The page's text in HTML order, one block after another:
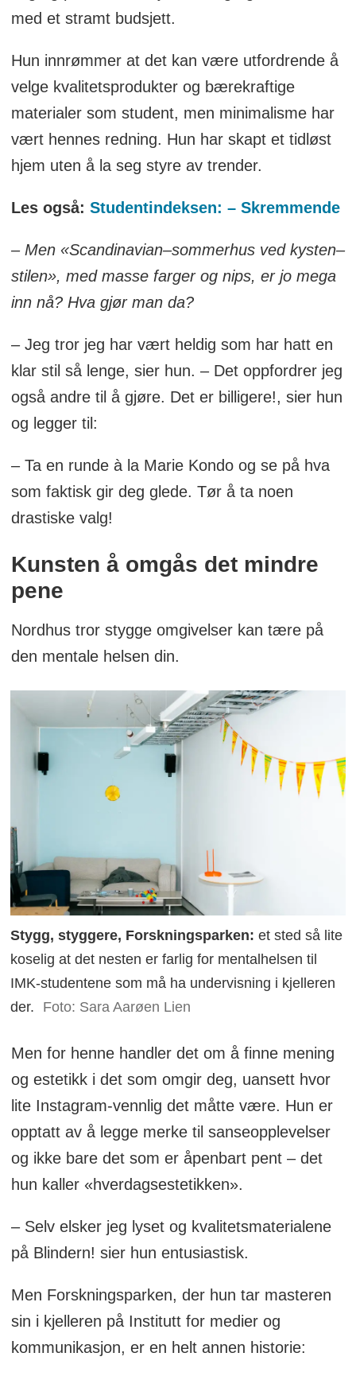
med et stramt budsjett.
Hun innrømmer at det kan være utfordrende å
velge kvalitetsprodukter og bærekraftige
materialer som student, men minimalisme har
vært hennes redning. Hun har skapt et tidløst
hjem uten å la seg styre av trender.
Les også: Studentindeksen: – Skremmende
– Men «Scandinavian–sommerhus ved kysten–
stilen», med masse farger og nips, er jo mega
inn nå? Hva gjør man da?
– Jeg tror jeg har vært heldig som har hatt en
klar stil så lenge, sier hun. – Det oppfordrer jeg
også andre til å gjøre. Det er billigere!, sier hun
og legger til:
– Ta en runde à la Marie Kondo og se på hva
som faktisk gir deg glede. Tør å ta noen
drastiske valg!
Kunsten å omgås det mindre
pene
Nordhus tror stygge omgivelser kan tære på
den mentale helsen din.
Stygg, styggere, Forskningsparken:et sted så lite
koselig at det nesten er farlig for mentalhelsen til
IMK-studentene som må ha undervisning i kjelleren
der.
Foto: Sara Aarøen Lien
Men for henne handler det om å finne mening
og estetikk i det som omgir deg, uansett hvor
lite Instagram-vennlig det måtte være. Hun er
opptatt av å legge merke til sanseopplevelser
og ikke bare det som er åpenbart pent – det
hun kaller «hverdagsestetikken».
– Selv elsker jeg lyset og kvalitetsmaterialene
på Blindern! sier hun entusiastisk.
Men Forskningsparken, der hun tar masteren
sin i kjelleren på Institutt for medier og
kommunikasjon, er en helt annen historie: